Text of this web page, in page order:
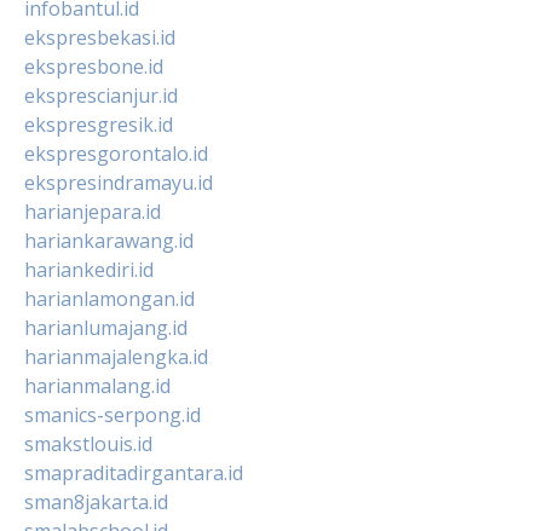
infobantul.id
ekspresbekasi.id
ekspresbone.id
eksprescianjur.id
ekspresgresik.id
ekspresgorontalo.id
ekspresindramayu.id
harianjepara.id
hariankarawang.id
hariankediri.id
harianlamongan.id
harianlumajang.id
harianmajalengka.id
harianmalang.id
smanics-serpong.id
smakstlouis.id
smapraditadirgantara.id
sman8jakarta.id